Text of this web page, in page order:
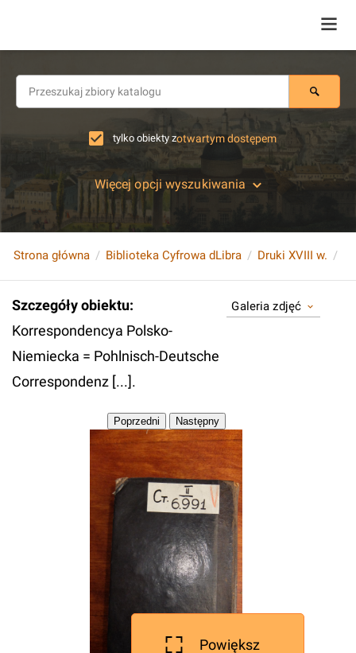
tylko obiekty zotwartym dostępem
Więcej opcji wyszukiwania
Strona główna Biblioteka Cyfrowa dLibra Druki XVIII w.
Szczegóły obiektu:
Korrespondencya Polsko-
Niemiecka = Pohlnisch-Deutsche
Correspondenz [...].
Galeria zdjęć
Powiększ